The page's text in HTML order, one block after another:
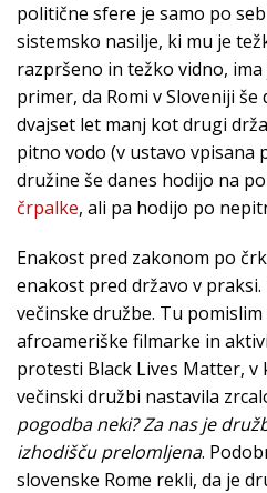
politične sfere je samo po
sistemsko nasilje, ki mu je
razpršeno in težko vidno, ima
primer, da Romi v Sloveniji
dvajset let manj kot drugi
pitno vodo (v ustavo vpisana
družine še danes hodijo na
črpalke, ali pa hodijo po
Enakost pred zakonom po
enakost pred državo v
večinske družbe. Tu pomislim
afroameriške filmarke in
protesti Black Lives Matter,
večinski družbi nastavila
pogodba neki? Za nas je
izhodišču prelomljena.
slovenske Rome rekli, da je